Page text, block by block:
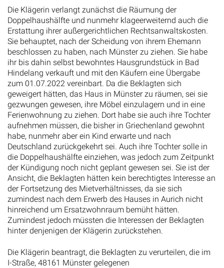
Die Klägerin verlangt zunächst die Räumung der
Doppelhaushälfte und nunmehr klageerweiternd auch die
Erstattung ihrer außergerichtlichen Rechtsanwaltskosten.
Sie behauptet, nach der Scheidung von ihrem Ehemann
beschlossen zu haben, nach Münster zu ziehen. Sie habe
ihr bis dahin selbst bewohntes Hausgrundstück in Bad
Hindelang verkauft und mit den Käufern eine Übergabe
zum 01.07.2022 vereinbart. Da die Beklagten sich
geweigert hätten, das Haus in Münster zu räumen, sei sie
gezwungen gewesen, ihre Möbel einzulagern und in eine
Ferienwohnung zu ziehen. Dort habe sie auch ihre Tochter
aufnehmen müssen, die bisher in Griechenland gewohnt
habe, nunmehr aber ein Kind erwarte und nach
Deutschland zurückgekehrt sei. Auch ihre Tochter solle in
die Doppelhaushälfte einziehen, was jedoch zum Zeitpunkt
der Kündigung noch nicht geplant gewesen sei. Sie ist der
Ansicht, die Beklagten hätten kein berechtigtes Interesse an
der Fortsetzung des Mietverhältnisses, da sie sich
zumindest nach dem Erwerb des Hauses in Aurich nicht
hinreichend um Ersatzwohnraum bemüht hätten.
Zumindest jedoch müssten die Interessen der Beklagten
hinter denjenigen der Klägerin zurückstehen.
Die Klägerin beantragt, die Beklagten zu verurteilen, die im
I-Straße, 48161 Münster gelegenen